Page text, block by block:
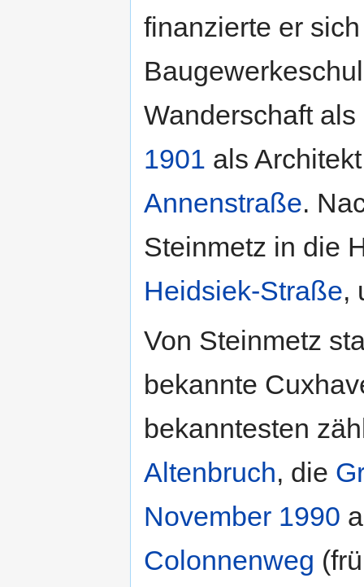
finanzierte er
Wanderschaft
1901 als
Annenstraße.
Steinmetz in die
Heidsiek-Straße,
Von Steinmetz
bekannte
bekanntesten
Altenbruch, die
November 1990
Colonnenweg